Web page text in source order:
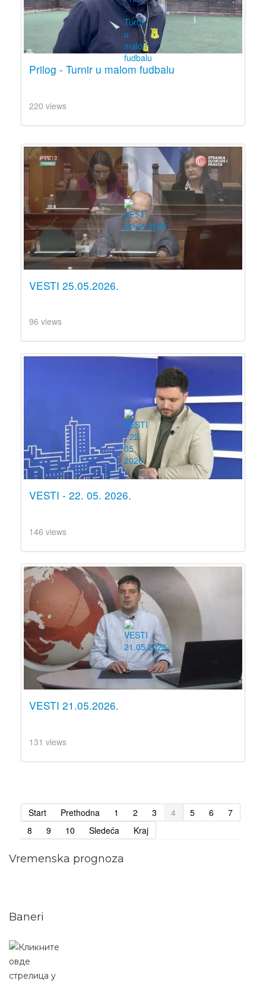
Prilog - Turnir u malom fudbalu
220 views
VESTI 25.05.2026.
96 views
VESTI - 22. 05. 2026.
146 views
VESTI 21.05.2026.
131 views
Start Prethodna 1 2 3 4 5 6
7
8
9 10 Sledeća Kraj
Vremenska prognoza
Baneri